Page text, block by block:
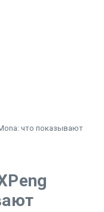
что показывают